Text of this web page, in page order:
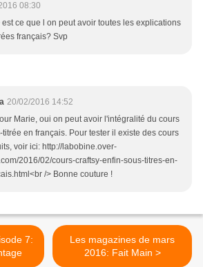
08:30
est ce que l on peut avoir toutes les explications
français? Svp
20/02/2016 14:52
Marie, oui on peut avoir l'intégralité du cours
titrée en français. Pour tester il existe des cours
voir ici: http://labobine.over-
2016/02/cours-craftsy-enfin-sous-titres-en-
/> Bonne couture !
Les magazines de mars
2016: Fait Main >